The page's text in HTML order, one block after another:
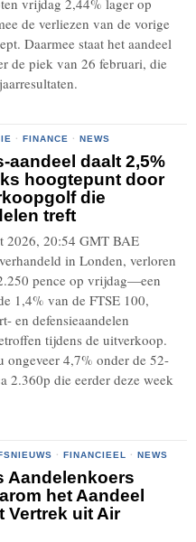
vrijdag 2,44% lager op
de verliezen van de vorige
Daarmee staat het aandeel
de piek van 26 februari, die
· FINANCE · NEWS
aandeel daalt 2,5%
hoogtepunt door
die
treft
2026, 20:54 GMT BAE
in Londen, verloren
pence op vrijdag—een
1,4% van de FTSE 100,
en defensieaandelen
tijdens de uitverkoop.
ongeveer 4,7% onder de 52-
2.360p die eerder deze week
· FINANCIEEL · NEWS
Aandelenkoers
het Aandeel
Vertrek uit Air